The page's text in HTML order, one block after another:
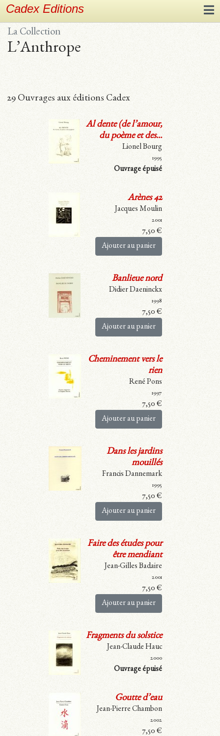
Cadex Editions
La Collection
L’Anthrope
29 Ouvrages aux éditions Cadex
Al dente (de l’amour,
du poème et des...
Lionel Bourg
1995
Ouvrage épuisé
Arènes 42
Jacques Moulin
2001
7,50€
Ajouter au panier
Banlieue nord
Didier Daeninckx
1998
7,50€
Ajouter au panier
Cheminement vers le
rien
René Pons
1997
7,50 €
Ajouter au panier
Dans les jardins
mouillés
Francis Dannemark
1995
7,50€
Ajouter au panier
Faire des études pour
être mendiant
Jean-Gilles Badaire
2001
7,50 €
Ajouter au panier
Fragments du solstice
Jean-Claude Hauc
2000
Ouvrage épuisé
Goutte d’eau
Jean-Pierre Chambon
2002
7,50€